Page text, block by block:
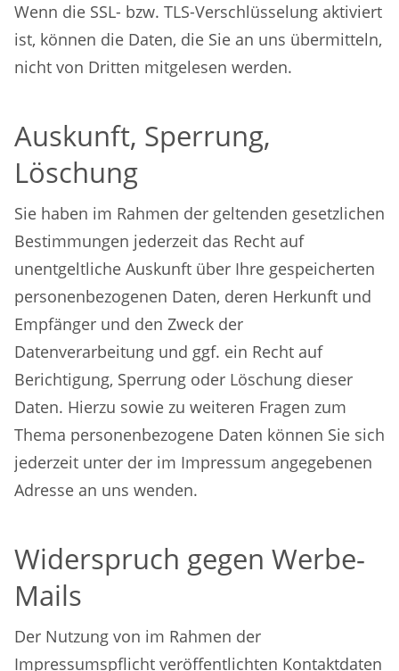
Wenn die SSL- bzw. TLS-Verschlüsselung aktiviert
ist, können die Daten, die Sie an uns übermitteln,
nicht von Dritten mitgelesen werden.
Auskunft, Sperrung,
Löschung
Sie haben im Rahmen der geltenden gesetzlichen
Bestimmungen jederzeit das Recht auf
unentgeltliche Auskunft über Ihre gespeicherten
personenbezogenen Daten, deren Herkunft und
Empfänger und den Zweck der
Datenverarbeitung und ggf. ein Recht auf
Berichtigung, Sperrung oder Löschung dieser
Daten. Hierzu sowie zu weiteren Fragen zum
Thema personenbezogene Daten können Sie sich
jederzeit unter der im Impressum angegebenen
Adresse an uns wenden.
Widerspruch gegen Werbe-
Mails
Der Nutzung von im Rahmen der
Impressumspflicht veröffentlichten Kontaktdaten